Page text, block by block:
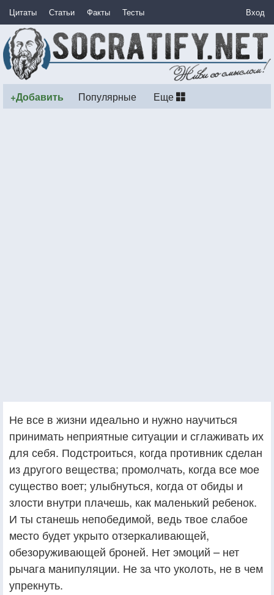
Цитаты Статьи Факты Тесты Вход
+Добавить Популярные Еще
Не все в жизни идеально и нужно научиться
принимать неприятные ситуации и сглаживать их
для себя. Подстроиться, когда противник сделан
из другого вещества; промолчать, когда все мое
существо воет; улыбнуться, когда от обиды и
злости внутри плачешь, как маленький ребенок.
И ты станешь непобедимой, ведь твое слабое
место будет укрыто отзеркаливающей,
обезоруживающей броней. Нет эмоций – нет
рычага манипуляции. Не за что уколоть, не в чем
упрекнуть.